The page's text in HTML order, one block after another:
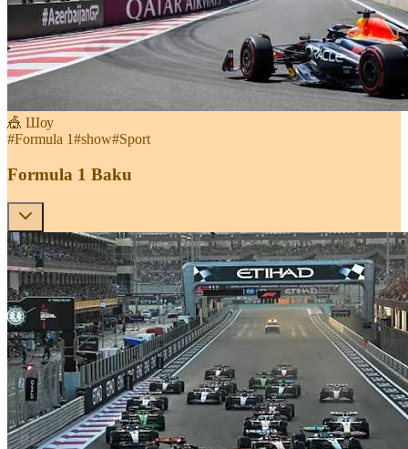
🎪 Шоу
#Formula 1#show#Sport
Formula 1 Baku